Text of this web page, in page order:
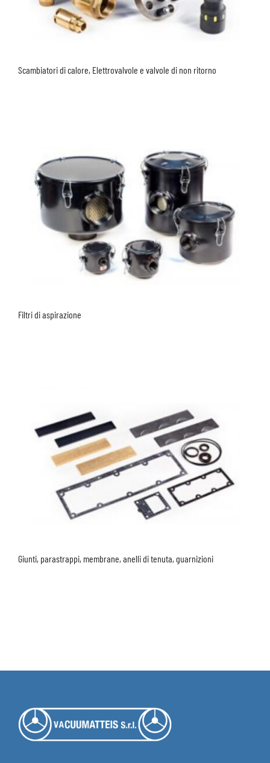
Scambiatori di calore, Elettrovalvole e valvole di non ritorno
Filtri di aspirazione
Giunti, parastrappi, membrane, anelli di tenuta, guarnizioni